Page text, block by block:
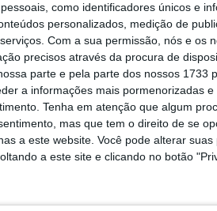
como identificadores únicos e
personalizados, medição de
Com a sua permissão, nós e os
precisos através da procura de
parte e pela parte dos nossos 1733
a informações mais pormenorizadas
Tenha em atenção que algum
mas que tem o direito de se
a este website. Você pode alterar
a este site e clicando no botão
PRÓXIMO ARTIGO
Hora de atualizar o Ubuntu:
atualizações e